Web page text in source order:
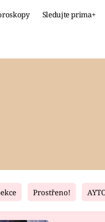
Sledujte prima+
FreshProstřeno!